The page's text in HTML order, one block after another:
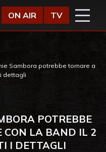
ON AIR TV
Sambora potrebbe tornare a
dettagli
POTREBBE
CON LA BAND IL 2
I DETTAGLI